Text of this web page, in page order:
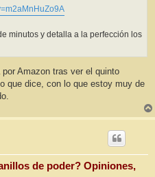
minutos y detalla a la perfección los
Amazon tras ver el quinto
que dice, con lo que estoy muy de
de poder? Opiniones,